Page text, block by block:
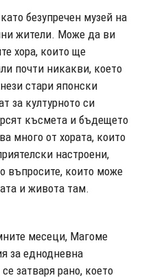
безупречен музей на
жители. Може да ви
хора, които ще
почти никакви, което
стари японски
за културното си
късмета и бъдещето
много от хората, които
настроени,
въпросите, които може
и живота там.
месеци, Магоме
за еднодневна
затваря рано, което